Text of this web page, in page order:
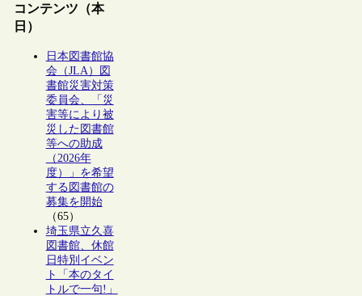
コンテンツ（本
日）
日本図書館協
会（JLA）図
書館災害対策
委員会、「災
害等により被
災した図書館
等への助成
（2026年
度）」を希望
する図書館の
募集を開始
（65）
埼玉県立久喜
図書館、休館
日特別イベン
ト「本のタイ
トルで一句!」